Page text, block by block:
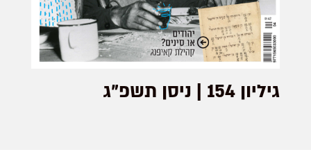
גיליון 154 | ניסן תשפ"ג